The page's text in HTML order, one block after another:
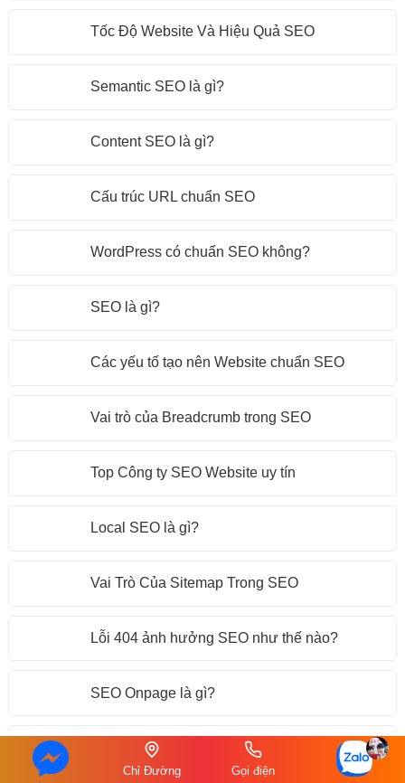
Tốc Độ Website Và Hiệu Quả SEO
Semantic SEO là gì?
Content SEO là gì?
Cấu trúc URL chuẩn SEO
WordPress có chuẩn SEO không?
SEO là gì?
Các yếu tố tạo nên Website chuẩn SEO
Vai trò của Breadcrumb trong SEO
Top Công ty SEO Website uy tín
Local SEO là gì?
Vai Trò Của Sitemap Trong SEO
Lỗi 404 ảnh hưởng SEO như thế nào?
SEO Onpage là gì?
Thế nào là Website chuẩn SEO?
Chỉ Đường Gọi điện